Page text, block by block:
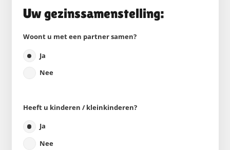
Uw gezinssamenstelling:
Woont u met een partner samen?
Ja
Nee
Heeft u kinderen / kleinkinderen?
Ja
Nee